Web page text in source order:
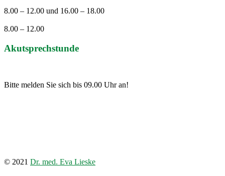
8.00 – 12.00 und 16.00 – 18.00
8.00 – 12.00
Akutsprechstunde
Bitte melden Sie sich bis 09.00 Uhr an!
© 2021 Dr. med. Eva Lieske